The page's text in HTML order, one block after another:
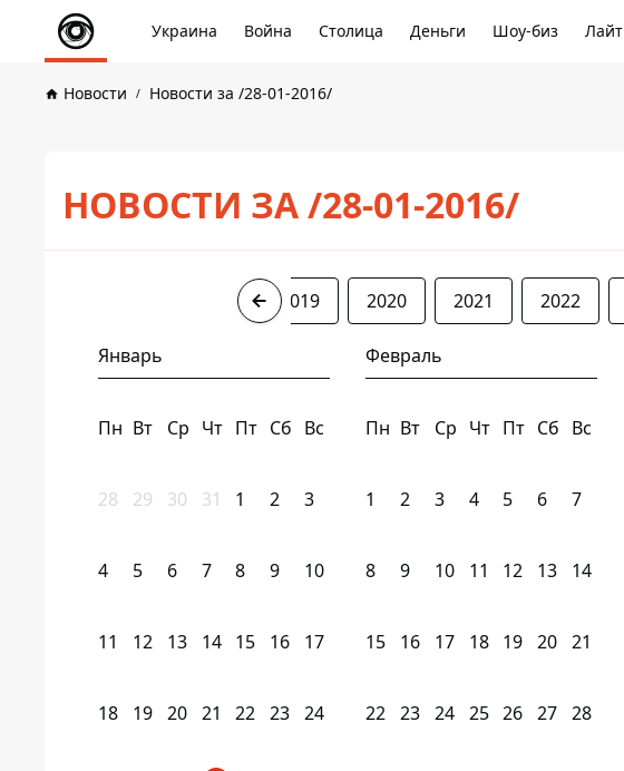
Украина Война Столица Деньги Шоу-биз Лайт
Новости Новости за /28-01-2016/
НОВОСТИ ЗА /28-01-2016/
2019 2020 2021 2022
Январь
Пн Вт Ср Чт Пт Сб Вс
28 29 30 31 1 2 3
4 5 6 7 8 9 10
11 12 13 14 15 16 17
18 19 20 21 22 23 24
Февраль
Пн Вт Ср Чт Пт Сб Вс
1 2 3 4 5 6 7
8 9 10 11 12 13 14
15 16 17 18 19 20 21
22 23 24 25 26 27 28